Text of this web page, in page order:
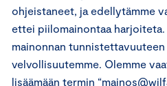
ohjeistaneet, ja edellytämme
ettei piilomainontaa
mainonnan
velvollisuutemme. Olemme
lisäämään termin